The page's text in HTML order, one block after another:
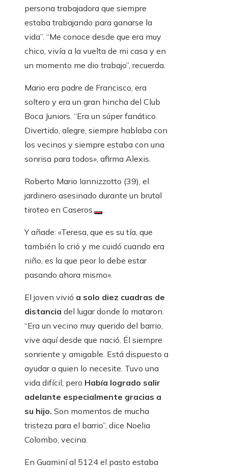
persona trabajadora que siempre
estaba trabajando para ganarse la
vida”. “Me conoce desde que era muy
chico, vivía a la vuelta de mi casa y en
un momento me dio trabajo”, recuerda.
Mario era padre de Francisco, era
soltero y era un gran hincha del Club
Boca Juniors. “Era un súper fanático.
Divertido, alegre, siempre hablaba con
los vecinos y siempre estaba con una
sonrisa para todos», afirma Alexis.
Roberto Mario Iannizzotto (39), el
jardinero asesinado durante un brutal
tiroteo en Caseros.
Y añade: «Teresa, que es su tía, que
también lo crió y me cuidó cuando era
niño, es la que peor lo debe estar
pasando ahora mismo».
El joven vivió a solo diez cuadras de
distancia del lugar donde lo mataron.
“Era un vecino muy querido del barrio,
vive aquí desde que nació. Él siempre
sonriente y amigable. Está dispuesto a
ayudar a quien lo necesite. Tuvo una
vida difícil, pero Había logrado salir
adelante especialmente gracias a
su hijo. Son momentos de mucha
tristeza para el barrio”, dice Noelia
Colombo, vecina.
En Guaminí al 5124 el pasto estaba